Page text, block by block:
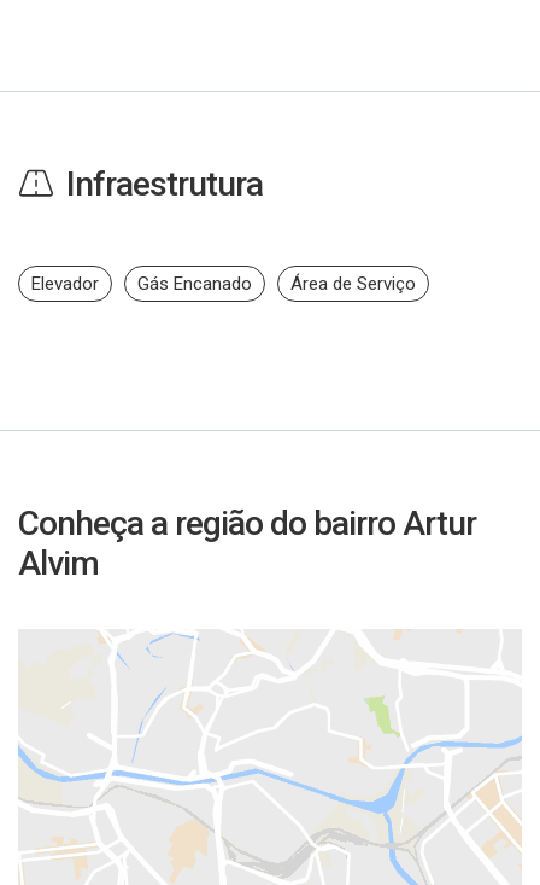
Infraestrutura
Elevador Gás Encanado Área de Serviço
Conheça a região do bairro Artur
Alvim